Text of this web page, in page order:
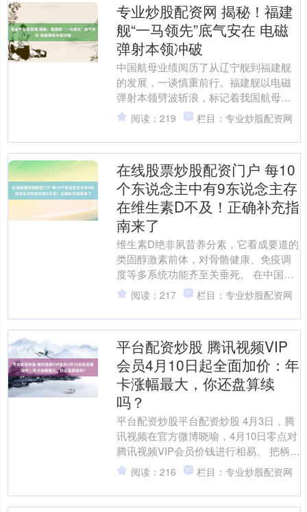
专业炒股配资网 揭秘！福建
舰“一马领先”底气安在 电磁
弹射本领冲破
中国航母业绩阅历了从辽宁舰到福建舰
的发展，一谈慎重前行。福建舰以电磁
弹射本领劈波斩浪，标记着我国航母本
领竣事历史性跨越，展现出积极杰出的
姿态。 现时各人现役航母....
阅读：219 栏目：专业炒股配资网
在线股票炒股配资门户 每10
个东说念主中有9东说念主存
在维生素D不及！正确补充指
南来了
维生素D绝非夙昔养分素，它看成要道的
类固醇激素前体，对骨骼健康、免疫调
度等多系统功能齐至关垂死。 在中国，
每10个东说念主中就有9东说念主存在维
生素D不及或短少....
阅读：217 栏目：专业炒股配资网
平台配资炒股 腾讯视频VIP
会员4月10日起全面加价：年
卡涨幅最大，你还盘算续
吗？
平台配资炒股平台配资炒股 4月3日，腾
讯视频在官方微博晓喻，4月10日零点对
腾讯视频VIP会员价钱进行相易。 把柄公
告，腾讯视频会员本次调价分为市欢套
餐和非市欢....
阅读：216 栏目：专业炒股配资网